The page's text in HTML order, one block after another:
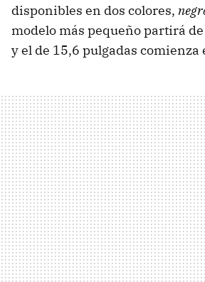
disponibles en dos colores,
modelo más pequeño partirá
y el de 15,6 pulgadas comienza